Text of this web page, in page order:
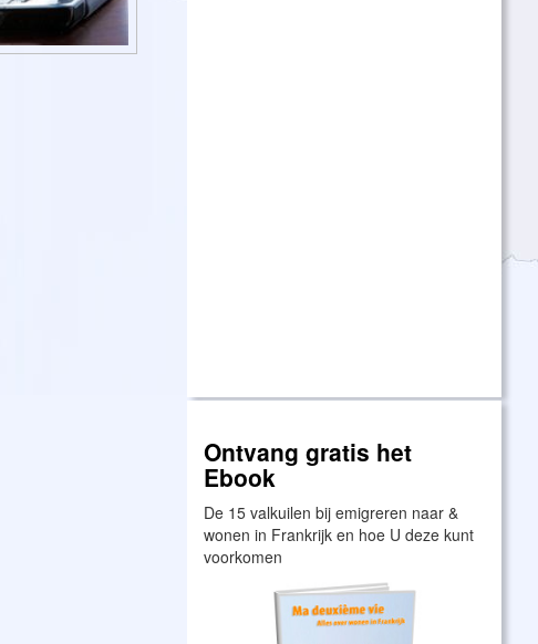
Ontvang gratis het
Ebook
De 15 valkuilen bij emigreren naar &
wonen in Frankrijk en hoe U deze kunt
voorkomen